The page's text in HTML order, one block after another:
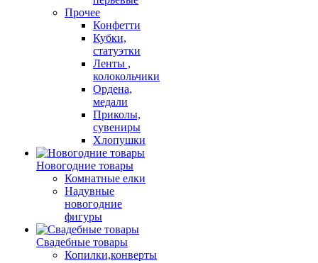
Прочее
Конфетти
Кубки,
статуэтки
Ленты ,
колокольчики
Ордена,
медали
Приколы,
сувениры
Хлопушки
Новогодние товары
Комнатные елки
Надувные
новогодние
фигуры
Свадебные товары
Копилки,конверты